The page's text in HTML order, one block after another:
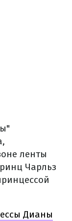
ленты
Чарльз
Дианы